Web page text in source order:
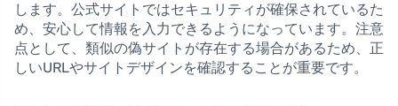
します。公式サイトではセキュリティが確保されているた
め、安心して情報を入力できるようになっています。注意
点として、類似の偽サイトが存在する場合があるため、正
しいURLやサイトデザインを確認することが重要です。